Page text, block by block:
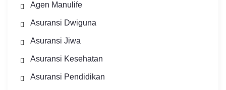
Agen Manulife
Asuransi Dwiguna
Asuransi Jiwa
Asuransi Kesehatan
Asuransi Pendidikan